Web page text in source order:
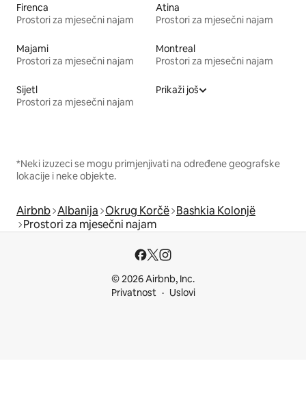
Firenca
Prostori za mjesečni najam
Atina
Prostori za mjesečni najam
Majami
Prostori za mjesečni najam
Montreal
Prostori za mjesečni najam
Sijetl
Prostori za mjesečni najam
Prikaži još
*Neki izuzeci se mogu primjenjivati na određene geografske
lokacije i neke objekte.
Airbnb Albanija Okrug Korčë Bashkia Kolonjë
Prostori za mjesečni najam
© 2026 Airbnb, Inc.
Privatnost
Uslovi